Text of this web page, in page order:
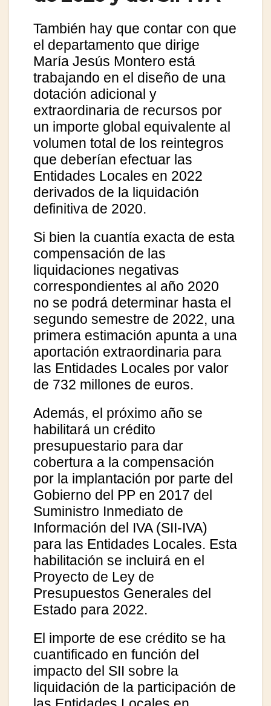
También hay que contar con que
el departamento que dirige
María Jesús Montero está
trabajando en el diseño de una
dotación adicional y
extraordinaria de recursos por
un importe global equivalente al
volumen total de los reintegros
que deberían efectuar las
Entidades Locales en 2022
derivados de la liquidación
definitiva de 2020.
Si bien la cuantía exacta de esta
compensación de las
liquidaciones negativas
correspondientes al año 2020
no se podrá determinar hasta el
segundo semestre de 2022, una
primera estimación apunta a una
aportación extraordinaria para
las Entidades Locales por valor
de 732 millones de euros.
Además, el próximo año se
habilitará un crédito
presupuestario para dar
cobertura a la compensación
por la implantación por parte del
Gobierno del PP en 2017 del
Suministro Inmediato de
Información del IVA (SII-IVA)
para las Entidades Locales. Esta
habilitación se incluirá en el
Proyecto de Ley de
Presupuestos Generales del
Estado para 2022.
El importe de ese crédito se ha
cuantificado en función del
impacto del SII sobre la
liquidación de la participación de